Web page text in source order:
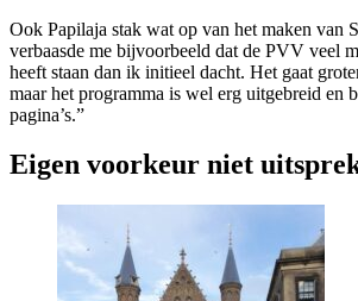
Ook Papilaja stak wat op van het maken van
verbaasde me bijvoorbeeld dat de PVV veel
heeft staan dan ik initieel dacht. Het gaat
maar het programma is wel erg uitgebreid en
pagina’s.”
Eigen voorkeur niet